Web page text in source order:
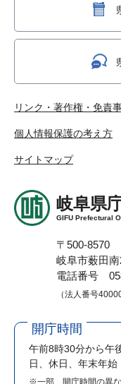
リンク・著作権・免責
個人情報保護の考え方
サイトマップ
岐阜県
GIFU Prefectural
〒500-8570
岐阜市薮田
電話番号
（法人番号
開庁時間
午前8時30分から午
日、休日、年末年始
※一部、開庁時間の異